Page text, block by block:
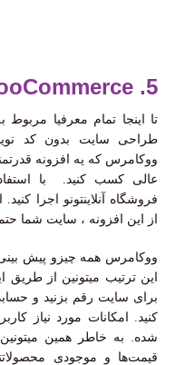
5. WooCommerce
تا اینجا تمام معرفیا
طراحی سایت بدون کد
ووکامرس که یه افزونه
عالی کسب کنید. با
فروشگاه آنلاینتونو اجرا
از این افزونه ، سایت شما
ووکامرس همه چیزو پیش بینی
این ترتیب میتونین از
برای سایت رقم بزنید و
کنید. امکانات مورد نیاز
شده. به خاطر همین
قیمت‌ها و موجودی